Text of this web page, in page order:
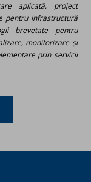
aplicată, project
pentru infrastructură
brevetate pentru
monitorizare și
prin servicii